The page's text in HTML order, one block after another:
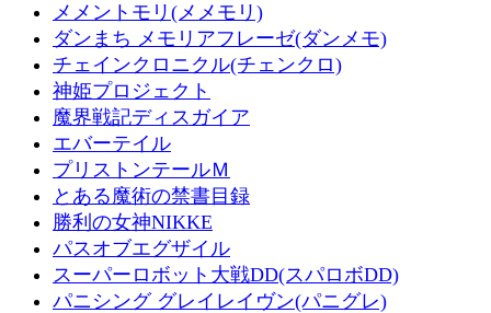
メメントモリ(メメモリ)
ダンまち メモリアフレーゼ(ダンメモ)
チェインクロニクル(チェンクロ)
神姫プロジェクト
魔界戦記ディスガイア
エバーテイル
プリストンテールＭ
とある魔術の禁書目録
勝利の女神NIKKE
パスオブエグザイル
スーパーロボット大戦DD(スパロボDD)
パニシング グレイレイヴン(パニグレ)